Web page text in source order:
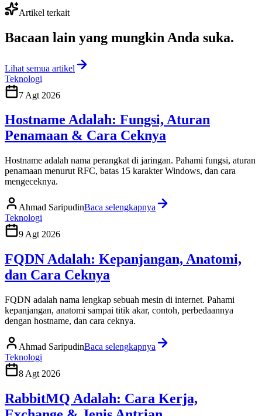
Artikel terkait
Bacaan lain yang mungkin Anda suka.
Lihat semua artikel
Teknologi
7 Agt 2026
Hostname Adalah: Fungsi, Aturan
Penamaan & Cara Ceknya
Hostname adalah nama perangkat di jaringan. Pahami fungsi, aturan
penamaan menurut RFC, batas 15 karakter Windows, dan cara
mengeceknya.
Ahmad SaripudinBaca selengkapnya
Teknologi
9 Agt 2026
FQDN Adalah: Kepanjangan, Anatomi,
dan Cara Ceknya
FQDN adalah nama lengkap sebuah mesin di internet. Pahami
kepanjangan, anatomi sampai titik akar, contoh, perbedaannya
dengan hostname, dan cara ceknya.
Ahmad SaripudinBaca selengkapnya
Teknologi
8 Agt 2026
RabbitMQ Adalah: Cara Kerja,